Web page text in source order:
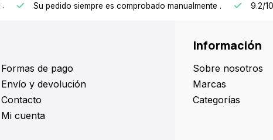
. Su pedido siempre es comprobado manualmente . 9.2/10
Formas de pago
Envío y devolución
Contacto
Mi cuenta
Información
Sobre nosotros
Marcas
Categorías